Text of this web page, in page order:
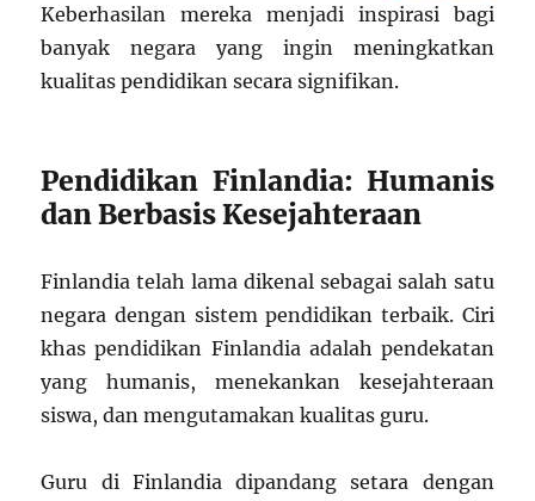
Keberhasilan mereka menjadi inspirasi bagi
banyak negara yang ingin meningkatkan
kualitas pendidikan secara signifikan.
Pendidikan Finlandia: Humanis
dan Berbasis Kesejahteraan
Finlandia telah lama dikenal sebagai salah satu
negara dengan sistem pendidikan terbaik. Ciri
khas pendidikan Finlandia adalah pendekatan
yang humanis, menekankan kesejahteraan
siswa, dan mengutamakan kualitas guru.
Guru di Finlandia dipandang setara dengan